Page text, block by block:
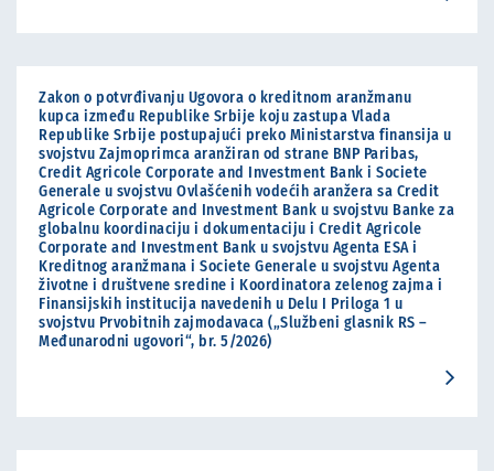
Zakon o potvrđivanju Ugovora o kreditnom aranžmanu
kupca između Republike Srbije koju zastupa Vlada
Republike Srbije postupajući preko Ministarstva finansija u
svojstvu Zajmoprimca aranžiran od strane BNP Paribas,
Credit Agricole Corporate and Investment Bank i Societe
Generale u svojstvu Ovlašćenih vodećih aranžera sa Credit
Agricole Corporate and Investment Bank u svojstvu Banke za
globalnu koordinaciju i dokumentaciju i Credit Agricole
Corporate and Investment Bank u svojstvu Agenta ESA i
Kreditnog aranžmana i Societe Generale u svojstvu Agenta
životne i društvene sredine i Koordinatora zelenog zajma i
Finansijskih institucija navedenih u Delu I Priloga 1 u
svojstvu Prvobitnih zajmodavaca („Službeni glasnik RS –
Međunarodni ugovori“, br. 5/2026)